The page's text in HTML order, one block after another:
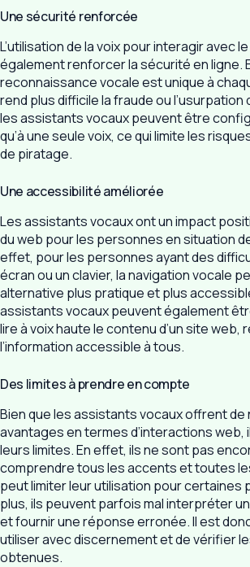
Une sécurité renforcée
L’utilisation de la voix pour interagir avec
également renforcer la sécurité en ligne.
reconnaissance vocale est unique à
rend plus difficile la fraude ou l’usurpation
les assistants vocaux peuvent être
qu’à une seule voix, ce qui limite les
de piratage.
Une accessibilité améliorée
Les assistants vocaux ont un impact
du web pour les personnes en situation
effet, pour les personnes ayant des
écran ou un clavier, la navigation vocale
alternative plus pratique et plus
assistants vocaux peuvent également
lire à voix haute le contenu d’un site web,
l’information accessible à tous.
Des limites à prendre en compte
Bien que les assistants vocaux offrent de
avantages en termes d’interactions web,
leurs limites. En effet, ils ne sont pas
comprendre tous les accents et toutes
peut limiter leur utilisation pour certaines
plus, ils peuvent parfois mal interpréter
et fournir une réponse erronée. Il est
utiliser avec discernement et de vérifier
obtenues.